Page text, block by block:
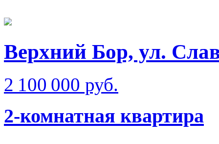
Верхний Бор, ул.
2 100 000 руб.
2-комнатная квартира